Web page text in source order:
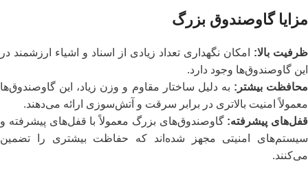
مزایاگاوصندوق بزرگ
ظرفیت بالا: امکان نگهداری تعداد زیادی از اسناد و اشیاء ارزشمند در
این گاوصندوق‌ها وجود دارد.
محافظت بیشتر : به دلیل ساختار مقاوم و وزن زیاد، این گاوصندوق‌ها
معمولاً امنیت بالاتری در برابر سرقت و آتش‌سوزی ارائه می‌دهند.
قفل‌های پیشرفته: گاوصندوق‌های بزرگ معمولاً با قفل‌های پیشرفته و
سیستم‌های امنیتی مجهز شده‌اند که حفاظت بیشتری را تضمین
می‌کنند.